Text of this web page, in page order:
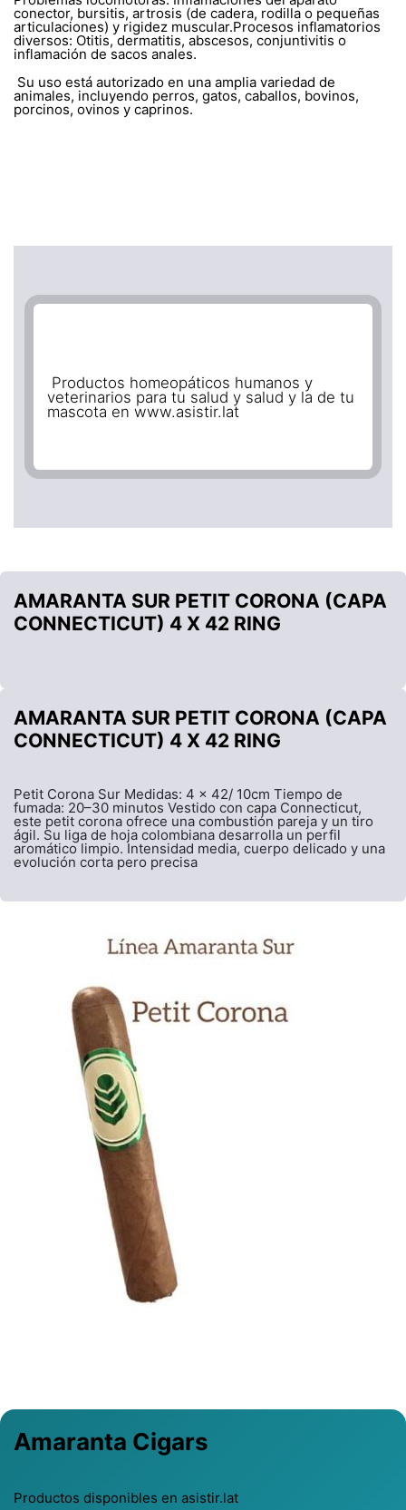
conector, bursitis, artrosis (de cadera, rodilla o pequeñas
articulaciones) y rigidez muscular.Procesos inflamatorios
diversos: Otitis, dermatitis, abscesos, conjuntivitis o
inflamación de sacos anales.
Su uso está autorizado en una amplia variedad de
animales, incluyendo perros, gatos, caballos, bovinos,
porcinos, ovinos y caprinos.
Productos homeopáticos humanos y
veterinarios para tu salud y salud y la de tu
mascota en www.asistir.lat
AMARANTA SUR PETIT CORONA (CAPA
CONNECTICUT) 4 X 42 RING
AMARANTA SUR PETIT CORONA (CAPA
CONNECTICUT) 4 X 42 RING
Petit Corona Sur Medidas: 4 x 42/ 10cm Tiempo de
fumada: 20–30 minutos Vestido con capa Connecticut,
este petit corona ofrece una combustión pareja y un tiro
ágil. Su liga de hoja colombiana desarrolla un perfil
aromático limpio. Intensidad media, cuerpo delicado y una
evolución corta pero precisa
Amaranta Cigars
Productos disponibles en asistir.lat